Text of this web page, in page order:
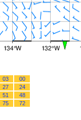
00
03
24
27
48
51
72
75